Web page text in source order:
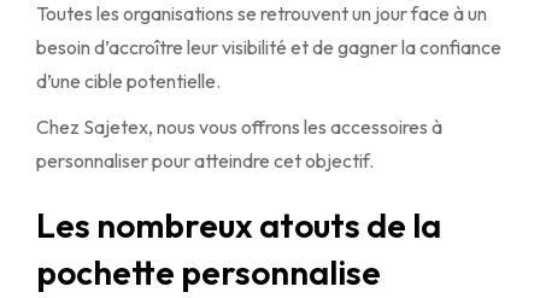
Toutes les organisations se retrouvent un jour face à un
besoin d’accroître leur visibilité et de gagner la confiance
d’une cible potentielle.
Chez Sajetex, nous vous offrons les accessoires à
personnaliser pour atteindre cet objectif.
Les nombreux atouts de la
pochette personnalise